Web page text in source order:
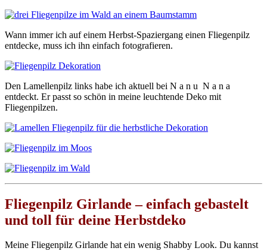
Wann immer ich auf einem Herbst-Spaziergang einen Fliegenpilz
entdecke, muss ich ihn einfach fotografieren.
Den Lamellenpilz links habe ich aktuell bei N a n u N a n a
entdeckt. Er passt so schön in meine leuchtende Deko mit
Fliegenpilzen.
Fliegenpilz Girlande – einfach gebastelt
und toll für deine Herbstdeko
Meine Fliegenpilz Girlande hat ein wenig Shabby Look. Du kannst